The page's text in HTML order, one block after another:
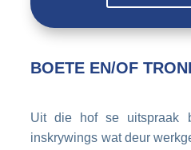
BOETE EN/OF
Uit die hof se uitspraak
inskrywings wat deur